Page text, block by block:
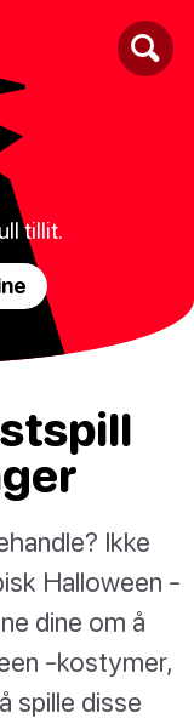
tillit.
Ikke
Halloween -
dine om å
-kostymer,
spille disse